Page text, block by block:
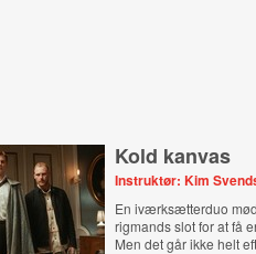
Kold kanvas
Instruktør: Kim
En iværksætterduo
rigmands slot for at få
Men det går ikke helt